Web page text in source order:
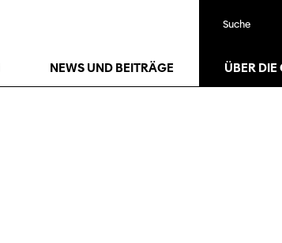
Suche
NEWS UND BEITRÄGE ÜBER